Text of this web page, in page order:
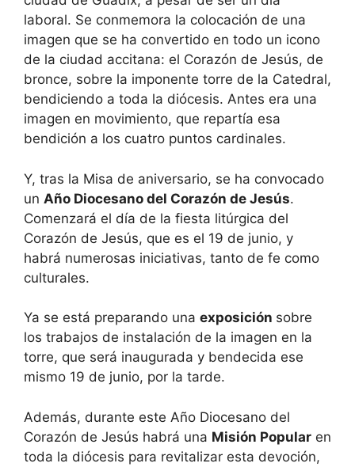
laboral. Se conmemora la colocación de una
imagen que se ha convertido en todo un icono
de la ciudad accitana: el Corazón de Jesús, de
bronce, sobre la imponente torre de la Catedral,
bendiciendo a toda la diócesis. Antes era una
imagen en movimiento, que repartía esa
bendición a los cuatro puntos cardinales.
Y, tras la Misa de aniversario, se ha convocado
un Año Diocesano del Corazón de Jesús.
Comenzará el día de la fiesta litúrgica del
Corazón de Jesús, que es el 19 de junio, y
habrá numerosas iniciativas, tanto de fe como
culturales.
Ya se está preparando una exposición sobre
los trabajos de instalación de la imagen en la
torre, que será inaugurada y bendecida ese
mismo 19 de junio, por la tarde.
Además, durante este Año Diocesano del
Corazón de Jesús habrá una Misión Popular en
toda la diócesis para revitalizar esta devoción,